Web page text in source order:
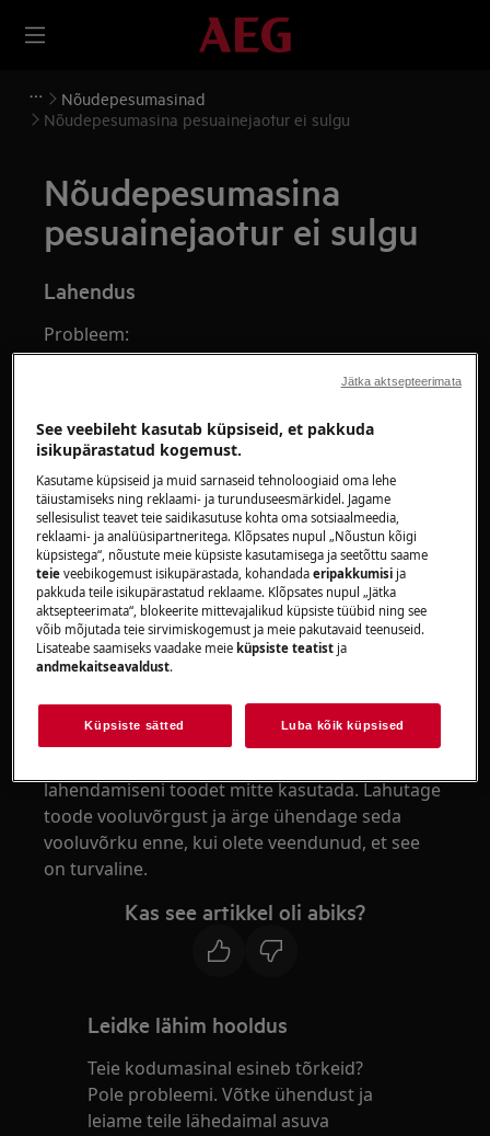
Nõudepesumasinad
Nõudepesumasina pesuainejaotur ei sulgu
Nõudepesumasina
pesuainejaotur ei sulgu
Lahendus
Probleem:
Nõudepesumasina pesuainejaotur ei
Kasutuskoht:
Integreeritud nõudepesumasin
Eraldiseisev nõudepesumasin
Lahendus:
1. Pöörduge volitatud teeninduskeskusse
Et aidata teil täpselt määratleda probleemi
iseloomu, soovitame seadme kontrollimiseks ja
tehniku visiiti.
lahendamiseni toodet mitte kasutada. Lahutage
toode vooluvõrgust ja ärge ühendage seda
vooluvõrku enne, kui olete veendunud, et see
on turvaline.
Kas see artikkel oli abiks?
Leidke lähim hooldus
Teie kodumasinal esineb tõrkeid?
Pole probleemi. Võtke ühendust ja
leiame teile lähedaimal asuva
See veebileht kasutab küpsiseid, et pakkuda
isikupärastatud kogemust.
Kasutame küpsiseid ja muid sarnaseid tehnoloogiaid oma lehe
täiustamiseks ning reklaami- ja turunduseesmärkidel. Jagame
sellesisulist teavet teie saidikasutuse kohta oma sotsiaalmeedia,
reklaami- ja analüüsipartneritega. Klõpsates nupul „Nõustun kõigi
küpsistega“, nõustute meie küpsiste kasutamisega ja seetõttu saame
teie veebikogemust isikupärastada, kohandadaeripakkumisi ja
pakkuda teile isikupärastatud reklaame. Klõpsates nupul „Jätka
aktsepteerimata“, blokeerite mittevajalikud küpsiste tüübid ning see
võib mõjutada teie sirvimiskogemust ja meie pakutavaid teenuseid.
Lisateabe saamiseks vaadake meie küpsiste teatist ja
andmekaitseavaldust.
Küpsiste sätted Luba kõik küpsised
Jätka aktsepteerimata